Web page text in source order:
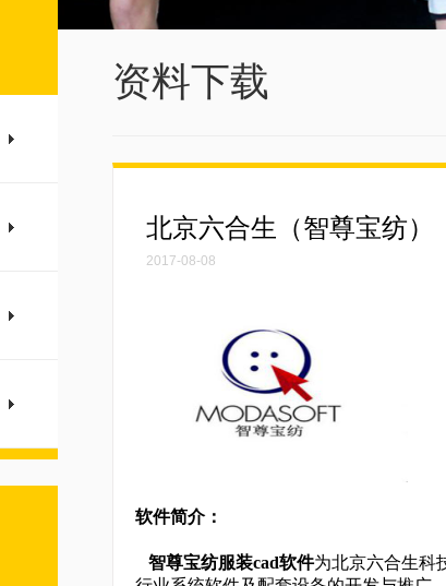
资料下载
北京六合生（智尊宝纺）
2017-08-08
软件简介：
智尊宝纺服装cad软件为北京六合生科